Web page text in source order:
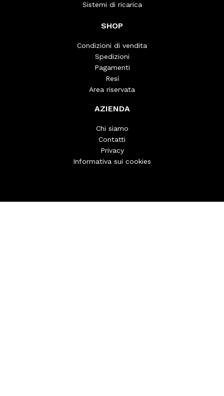
Sistemi di ricarica
SHOP
Condizioni di vendita
Spedizioni
Pagamenti
Resi
Area riservata
AZIENDA
Chi siamo
Contatti
Privacy
Informativa sui cookies